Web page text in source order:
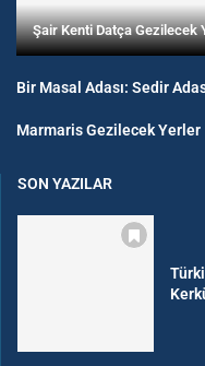
Şair Kenti Datça Gezilecek
Bir Masal Adası: Sedir
Marmaris Gezilecek Yerler
SON YAZILAR